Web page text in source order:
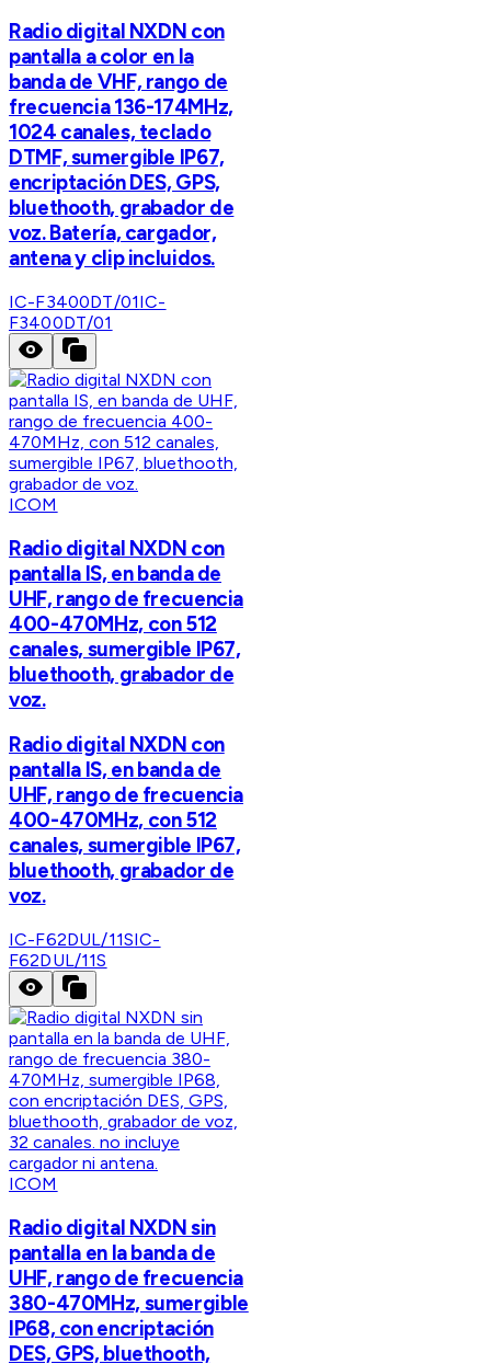
Radio digital NXDN con
pantalla a color en la
banda de VHF, rango de
frecuencia 136-174MHz,
1024 canales, teclado
DTMF, sumergible IP67,
encriptación DES, GPS,
bluethooth, grabador de
voz. Batería, cargador,
antena y clip incluidos.
IC-F3400DT/01IC-
F3400DT/01
ICOM
Radio digital NXDN con
pantalla IS, en banda de
UHF, rango de frecuencia
400-470MHz, con 512
canales, sumergible IP67,
bluethooth, grabador de
voz.
Radio digital NXDN con
pantalla IS, en banda de
UHF, rango de frecuencia
400-470MHz, con 512
canales, sumergible IP67,
bluethooth, grabador de
voz.
IC-F62DUL/11SIC-
F62DUL/11S
ICOM
Radio digital NXDN sin
pantalla en la banda de
UHF, rango de frecuencia
380-470MHz, sumergible
IP68, con encriptación
DES, GPS, bluethooth,